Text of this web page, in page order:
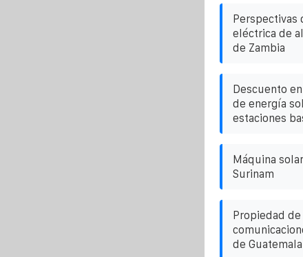
Perspectivas
eléctrica de
de Zambia
Descuento
de energía
estaciones
Máquina
Surinam
Propiedad
de Guatemala